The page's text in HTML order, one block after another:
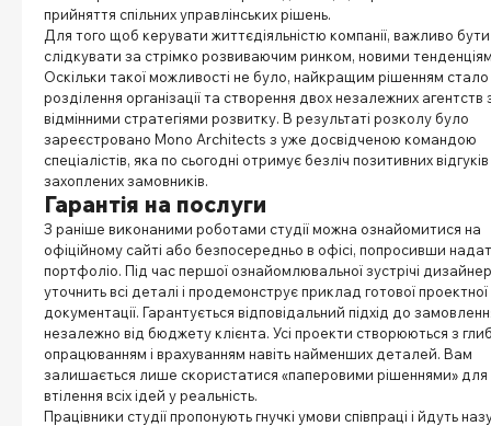
прийняття спільних управлінських рішень.
Для того щоб керувати життєдіяльністю компанії, важливо бути
слідкувати за стрімко розвиваючим ринком, новими
Оскільки такої можливості не було, найкращим рішенням стало
розділення організації та створення двох незалежних агентств
відмінними стратегіями розвитку. В результаті розколу було
зареєстровано Mono Architects з уже досвідченою командою
спеціалістів, яка по сьогодні отримує безліч позитивних відгуків
захоплених замовників.
Гарантія на послуги
З раніше виконаними роботами студії можна ознайомитися на
офіційному сайті або безпосередньо в офісі, попросивши
портфоліо. Під час першої ознайомлювальної зустрічі дизайнер
уточнить всі деталі і продемонструє приклад готової проектної
документації. Гарантується відповідальний підхід до
незалежно від бюджету клієнта. Усі проекти створюються з
опрацюванням і врахуванням навіть найменших деталей. Вам
залишається лише скористатися «паперовими рішеннями» для
втілення всіх ідей у реальність.
Працівники студії пропонують гнучкі умови співпраці і йдуть